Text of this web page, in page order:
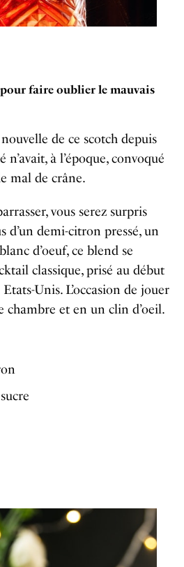
pour faire oublier le mauvais
de ce scotch depuis
n’avait, à l’époque, convoqué
mal de crâne.
vous serez surpris
d’un demi-citron pressé, un
d’oeuf, ce blend se
classique, prisé au début
Unis. L’occasion de jouer
chambre et en un clin d’oeil.